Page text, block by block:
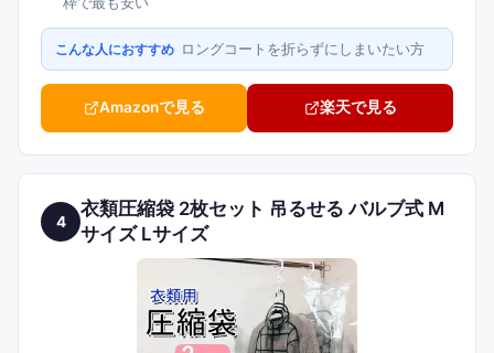
こんな人におすすめ ロングコートを折らずにしまいたい方
Amazonで見る 楽天で見る
4
衣類圧縮袋 2枚セット 吊るせる バルブ式 M
サイズ Lサイズ